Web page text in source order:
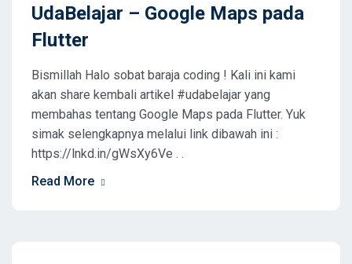
UdaBelajar – Google Maps pada
Flutter
Bismillah Halo sobat baraja coding ! Kali ini kami
akan share kembali artikel #udabelajar yang
membahas tentang Google Maps pada Flutter. Yuk
simak selengkapnya melalui link dibawah ini :
https://lnkd.in/gWsXy6Ve . .
Read More